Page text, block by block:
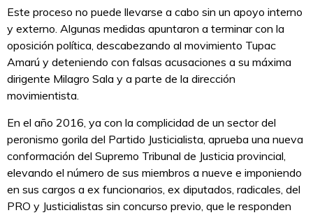
Este proceso no puede llevarse a cabo sin un apoyo interno
y externo. Algunas medidas apuntaron a terminar con la
oposición política, descabezando al movimiento Tupac
Amarú y deteniendo con falsas acusaciones a su máxima
dirigente Milagro Sala y a parte de la dirección
movimientista.
En el año 2016, ya con la complicidad de un sector del
peronismo gorila del Partido Justicialista, aprueba una nueva
conformación del Supremo Tribunal de Justicia provincial,
elevando el número de sus miembros a nueve e imponiendo
en sus cargos a ex funcionarios, ex diputados, radicales, del
PRO y Justicialistas sin concurso previo, que le responden